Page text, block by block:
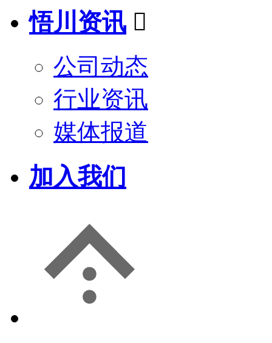
悟川资讯 
公司动态
行业资讯
媒体报道
加入我们